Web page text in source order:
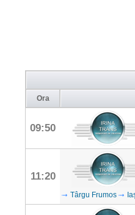
Ora
09:50
11:20
Târgu Frumos